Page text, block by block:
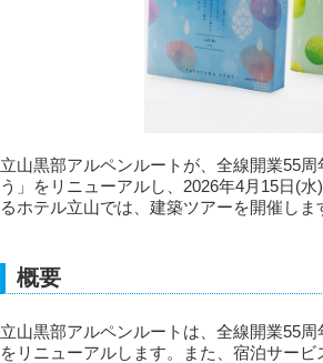
立山黒部アルペンルートが、全線開業55
う」をリニューアルし、2026年4月15日(
るホテル立山では、建築ツアーを開催しま
概要
立山黒部アルペンルートは、全線開業55
をリニューアルします。また、宿泊サー